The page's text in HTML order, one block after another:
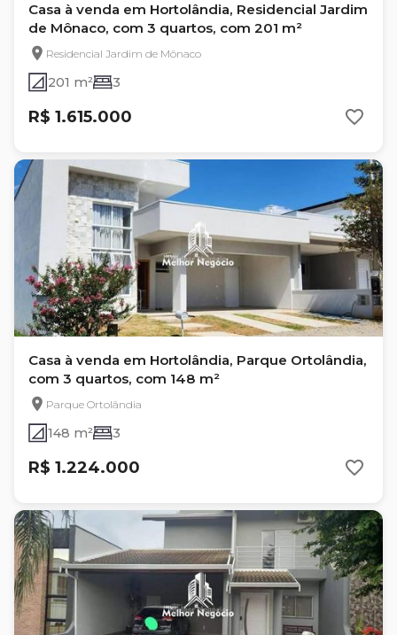
Casa à venda em Hortolândia, Residencial Jardim
de Mônaco, com 3 quartos, com 201 m²
Residencial Jardim de Mônaco
201 m² 3
R$ 1.615.000
Casa à venda em Hortolândia, Parque Ortolândia,
com 3 quartos, com 148 m²
Parque Ortolândia
148 m² 3
R$ 1.224.000